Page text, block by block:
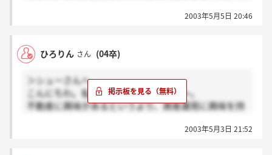
2003年5月5日 20:46
ひろりん さん (04卒)
＞シューさんへ
こんにちわ。私、説明会参加しますよ～。
不動産に興味があるというより、資産運用に興味を持
2003年5月3日 21:52